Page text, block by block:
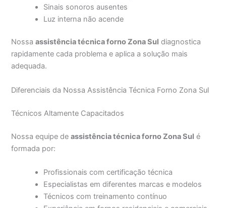
Sinais sonoros ausentes
Luz interna não acende
Nossaassistência técnica forno Zona Sul diagnostica
rapidamente cada problema e aplica a solução mais
adequada.
Diferenciais da Nossa Assistência Técnica Forno Zona Sul
Técnicos Altamente Capacitados
Nossa equipe deassistência técnica forno Zona Sul é
formada por:
Profissionais com certificação técnica
Especialistas em diferentes marcas e modelos
Técnicos com treinamento contínuo